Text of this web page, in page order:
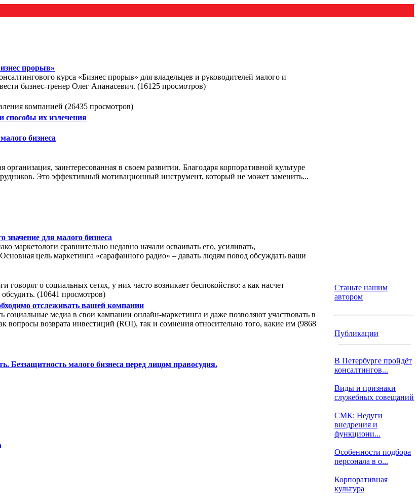
прорыв»
курса «Бизнес прорыв» для владельцев и руководителей малого и
бизнес-тренер Олег Апанасевич. (16125 просмотров)
компанией (26435 просмотров)
их излечения
бизнеса
заинтересованная в своем развитии. Благодаря корпоративной культуре
Это эффективный мотивационный инструмент, который не может заменить...
для малого бизнеса
маркетологи сравнительно недавно начали осваивать его, усиливать,
цель маркетинга «сарафанного радио» – давать людям повод обсуждать ваши
говорят о социальных сетях, у них часто возникает беспокойство: а как насчет
(10641 просмотров)
отслеживать вашей компании
социальные медиа в свои кампании онлайн-маркетинга и даже позволяют участвовать в
вопросы возврата инвестиций (ROI), так и сомнения относительно того, какие им (9868
Беззащитность малого бизнеса перед лицом правосудия.
Станьте нашим
автором
Публикации
В Петербурге пройдёт
консалтингов...
Виды и признаки
служебных совещаний
СМК: Недуги
внедрения и
функциони...
Особенности подбора
персонала в о...
Корпоративная
культура